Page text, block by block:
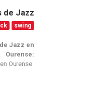
de Jazz
swing
Jazz en
Ourense:
Ourense